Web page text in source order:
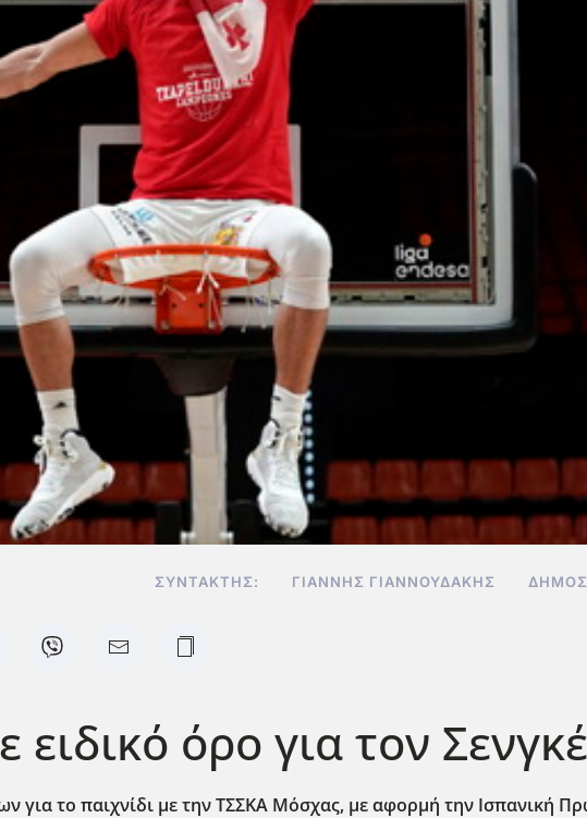
ΣΥΝΤΆΚΤΗΣ: ΓΙΆΝΝΗΣ ΓΙΑΝΝΟΥΔΆΚΗΣ
όρο για τον
για το παιχνίδι με την ΤΣΣΚΑ Μόσχας, με αφορμή την Ισπανική